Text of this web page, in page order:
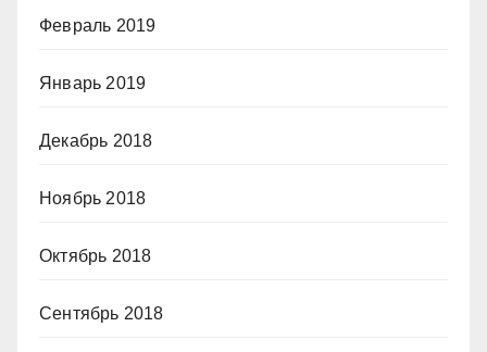
Февраль 2019
Январь 2019
Декабрь 2018
Ноябрь 2018
Октябрь 2018
Сентябрь 2018